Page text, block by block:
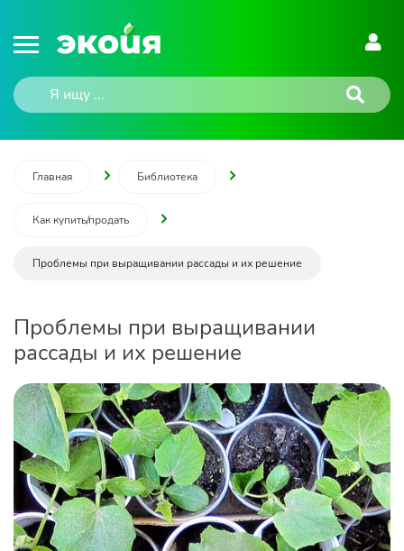
Главная Библиотека
Как купить/продать
Проблемы при выращивании рассады и их решение
Проблемы при выращивании
рассады и их решение